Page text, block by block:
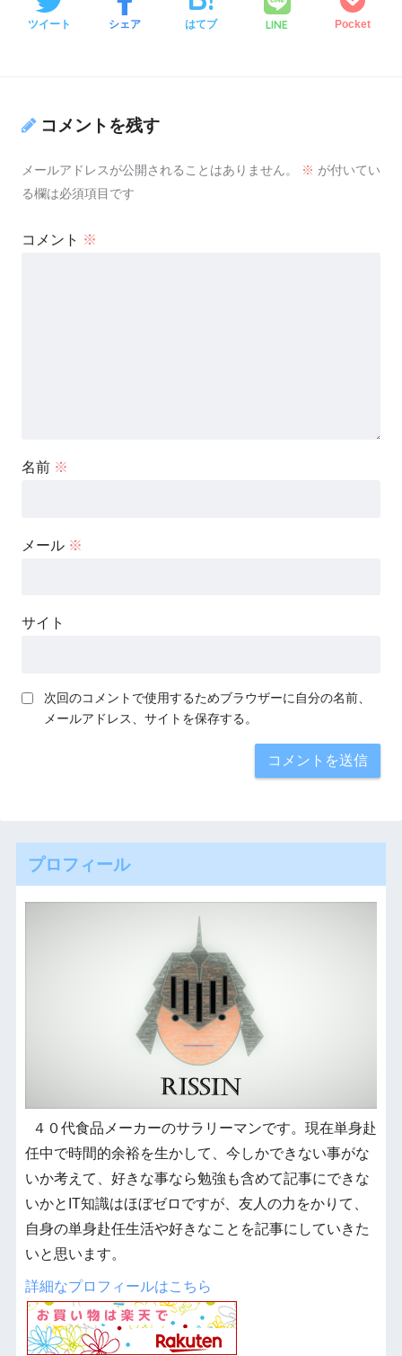
ツイート シェア はてブ LINE Pocket
コメントを残す
メールアドレスが公開されることはありません。 ※ が付いてい
る欄は必須項目です
コメント ※
名前 ※
メール ※
サイト
次回のコメントで使用するためブラウザーに自分の名前、
メールアドレス、サイトを保存する。
プロフィール
４０代食品メーカーのサラリーマンです。現在単身赴
任中で時間的余裕を生かして、今しかできない事がな
いか考えて、好きな事なら勉強も含めて記事にできな
いかとIT知識はほぼゼロですが、友人の力をかりて、
自身の単身赴任生活や好きなことを記事にしていきた
いと思います。
詳細なプロフィールはこちら